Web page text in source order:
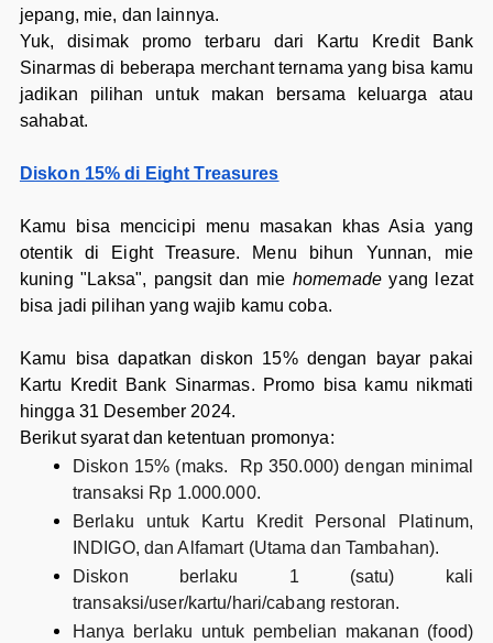
jepang, mie, dan lainnya.
Yuk, disimak promo terbaru dari Kartu Kredit Bank
Sinarmas di beberapa merchant ternama yang bisa kamu
jadikan pilihan untuk makan bersama keluarga atau
sahabat.
Diskon 15% di Eight Treasures
Kamu bisa mencicipi menu masakan khas Asia yang
otentik di Eight Treasure. Menu bihun Yunnan, mie
kuning "Laksa", pangsit dan mie homemadeyang lezat
bisa jadi pilihan yang wajib kamu coba.
Kamu bisa dapatkan diskon 15% dengan bayar pakai
Kartu Kredit Bank Sinarmas. Promo bisa kamu nikmati
hingga 31 Desember 2024.
Berikut syarat dan ketentuan promonya:
Diskon 15% (maks. Rp 350.000) dengan minimal
transaksi Rp 1.000.000.
Berlaku untuk Kartu Kredit Personal Platinum,
INDIGO, dan Alfamart (Utama dan Tambahan).
Diskon berlaku 1 (satu) kali
transaksi/user/kartu/hari/cabang restoran.
Hanya berlaku untuk pembelian makanan (food)